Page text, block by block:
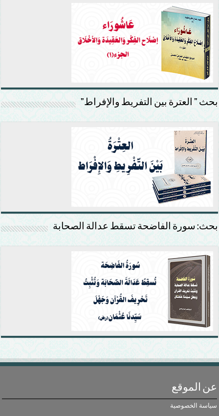
بحث ” العترة بين التفريط والإفراط”
بحث: سورة الفاضحة تسقط عدالة الصحابة
عن الموقع
سياسة الخصوصية